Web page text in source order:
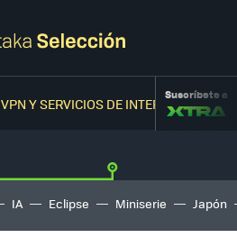
VPN Y SERVICIOS DE INTERNETSuscríbete a
IA Eclipse Miniserie Japón